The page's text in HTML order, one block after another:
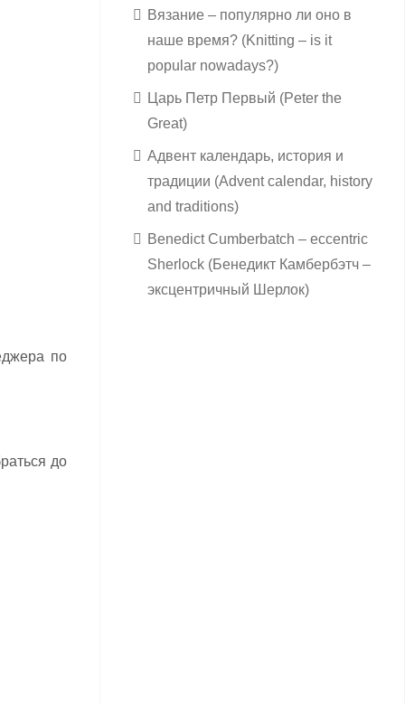
по
до
Вязание – популярно ли оно в
наше время? (Knitting – is it
popular nowadays?)
Царь Петр Первый (Peter the
Great)
Адвент календарь, история и
традиции (Advent calendar, history
and traditions)
Benedict Cumberbatch – eccentric
Sherlock (Бенедикт Камбербэтч –
эксцентричный Шерлок)